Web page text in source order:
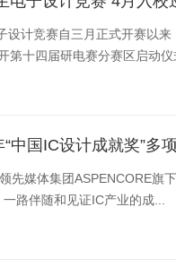
设计竞赛自三月正式开赛以
十四届研电赛分赛区启动仪
国IC设计成就奖”多
先媒体集团ASPENCORE旗
路伴随和见证IC产业的成...